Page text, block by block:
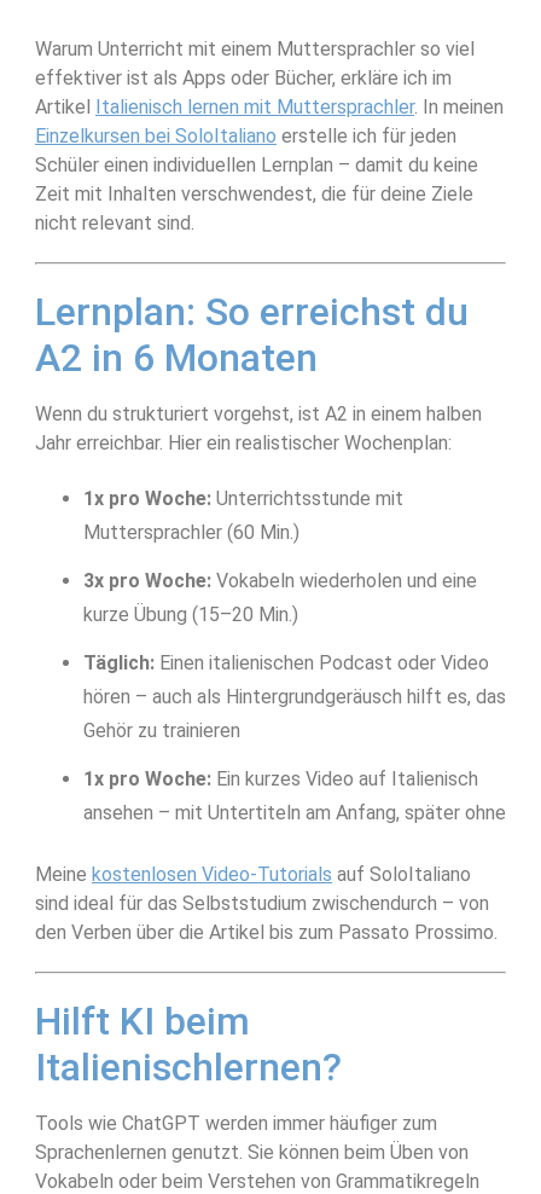
Warum Unterricht mit einem Muttersprachler so viel
effektiver ist als Apps oder Bücher, erkläre ich im
Artikel Italienisch lernen mit Muttersprachler. In meinen
Einzelkursen bei SoloItaliano erstelle ich für jeden
Schüler einen individuellen Lernplan – damit du keine
Zeit mit Inhalten verschwendest, die für deine Ziele
nicht relevant sind.
Lernplan: So erreichst du
A2 in 6 Monaten
Wenn du strukturiert vorgehst, ist A2 in einem halben
Jahr erreichbar. Hier ein realistischer Wochenplan:
1x pro Woche:Unterrichtsstunde mit
Muttersprachler (60 Min.)
3x pro Woche:Vokabeln wiederholen und eine
kurze Übung (15–20 Min.)
Täglich:Einen italienischen Podcast oder Video
hören – auch als Hintergrundgeräusch hilft es, das
Gehör zu trainieren
1x pro Woche:Ein kurzes Video auf Italienisch
ansehen – mit Untertiteln am Anfang, später ohne
Meine kostenlosen Video-Tutorials auf SoloItaliano
sind ideal für das Selbststudium zwischendurch – von
den Verben über die Artikel bis zum Passato Prossimo.
Hilft KI beim
Italienischlernen?
Tools wie ChatGPT werden immer häufiger zum
Sprachenlernen genutzt. Sie können beim Üben von
Vokabeln oder beim Verstehen von Grammatikregeln